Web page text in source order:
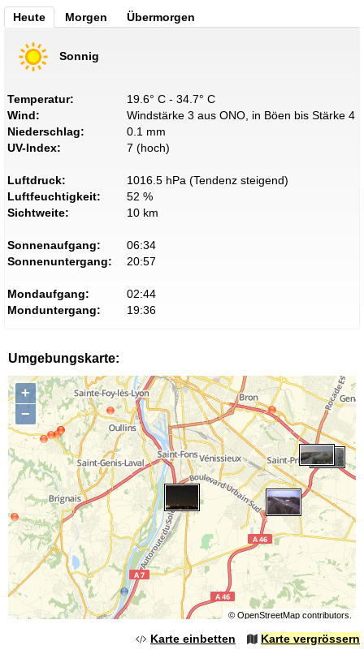
Heute Morgen Übermorgen
Sonnig
Temperatur:
19.6° C - 34.7° C
Wind:
Windstärke 3 aus ONO, in Böen bis Stärke 4
Niederschlag:
0.1 mm
UV-Index:
7 (hoch)
Luftdruck:
1016.5 hPa (Tendenz steigend)
Luftfeuchtigkeit:
52 %
Sichtweite:
10 km
Sonnenaufgang:
06:34
Sonnenuntergang:
20:57
Mondaufgang:
02:44
Monduntergang:
19:36
Umgebungskarte:
+
−
© OpenStreetMapcontributors.
Karte einbetten Karte vergrössern